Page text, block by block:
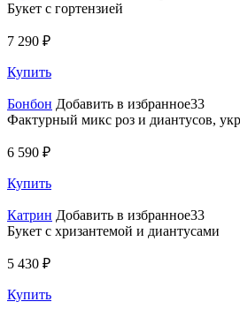
Букет с гортензией
7 290 ₽
Купить
Бонбон Добавить в избранное33
Фактурный микс роз и диантусов,
6 590 ₽
Купить
Катрин Добавить в избранное33
Букет с хризантемой и диантусами
5 430 ₽
Купить